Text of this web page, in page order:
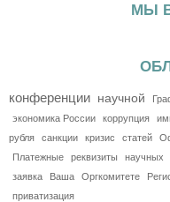
МЫ
конференции научной
экономика России
коррупция
рубля
санкции кризис статей
Платежные
реквизиты научных
заявка
Ваша Оргкомитете
приватизация